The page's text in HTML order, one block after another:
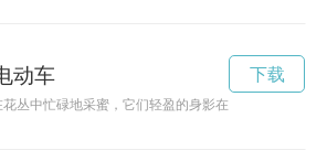
动车
丛中忙碌地采蜜，它们轻盈的身影在花间飞舞，展现
下载